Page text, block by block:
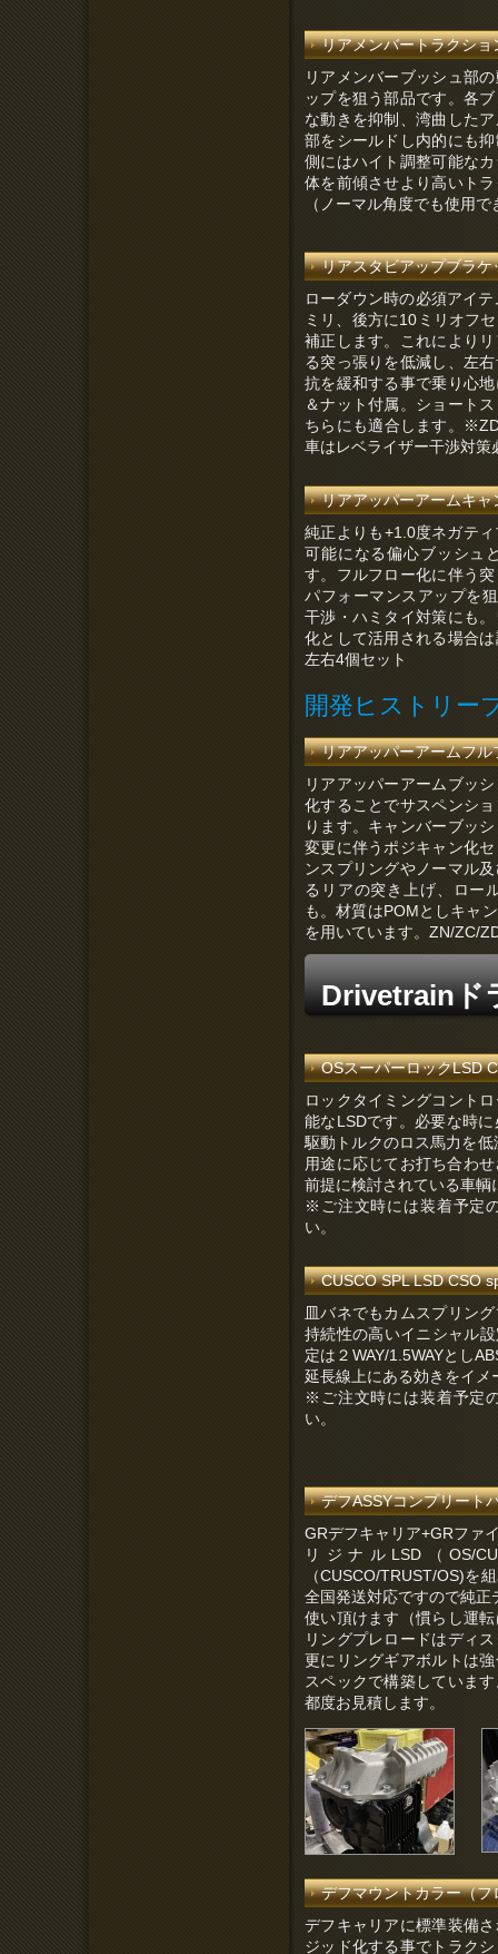
リアメンバートラクシ
リアメンバーブッシュ部
ップを狙う部品です。各
な動きを抑制、湾曲した
部をシールドし内的にも
側にはハイト調整可能な
体を前傾させより高いト
（ノーマル角度でも使用で
リアスタビアップブラ
ローダウン時の必須アイ
ミリ、後方に10ミリオフ
補正します。これにより
る突っ張りを低減し、左
抗を緩和する事で乗り心
＆ナット付属。ショート
ちらにも適合します。
車はレベライザー干渉対策
リアアッパーアームキ
純正よりも+1.0度ネガテ
可能になる偏心ブッシュ
す。フルフロー化に伴う
パフォーマンスアップを
干渉・ハミタイ対策にも
化として活用される場合
左右4個セット
開発ヒストリー
リアアッパーアームフ
リアアッパーアームブッ
化することでサスペンシ
ります。キャンバーブッ
変更に伴うポジキャン化
ンスプリングやノーマル
るリアの突き上げ、ロー
も。材質はPOMとしキャ
を用いています。ZN/ZC/
Drivetrainド
OSスーパーロックLSD
ロックタイミングコント
能なLSDです。必要な時
駆動トルクのロス馬力を
用途に応じてお打ち合わ
前提に検討されている車輌
※ご注文時には装着予定
い。
CUSCO SPL LSD CSO
皿バネでもカムスプリン
持続性の高いイニシャル
定は２WAY/1.5WAYとし
延長線上にある効きをイ
※ご注文時には装着予定
い。
デフASSYコンプリート
GRデフキャリア+GRファ
リジナルLSD（OS/
（CUSCO/TRUST/OS)を
全国発送対応ですので純正
使い頂けます（慣らし運
リングプレロードはディ
更にリングギアボルトは
スペックで構築していま
都度お見積します。
デフマウントカラー（
デフキャリアに標準装備
ジッド化する事でトラク